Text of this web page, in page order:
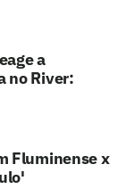
a
no River:
Fluminense x